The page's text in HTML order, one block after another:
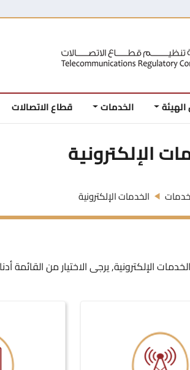
الخدمات قطاع الاتصالات
الإلكترونية
الخدمات الإلكترونية
الإلكترونية, يرجى الاختيار من القائمة